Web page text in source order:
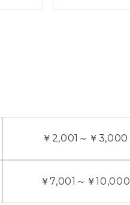
￥2,001 ～ ￥3,000
￥7,001 ～ ￥10,000